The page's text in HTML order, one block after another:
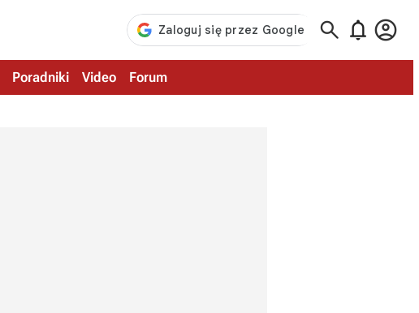
  
Poradniki Video Forum